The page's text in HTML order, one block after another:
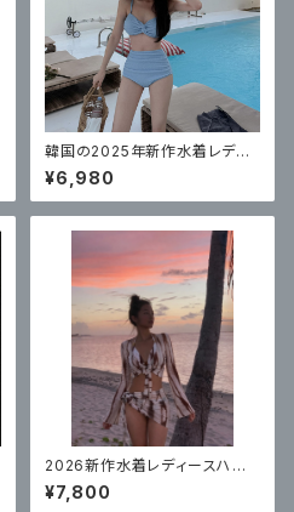
韓国の2025年新作水着レディ
ーススプリットハイウエストソリ
ッドカラー美白お腹カバービキ
ニセクシーで
¥6,980
2026新作水着レディースハイ
エンドビキニ4点セット
¥7,800